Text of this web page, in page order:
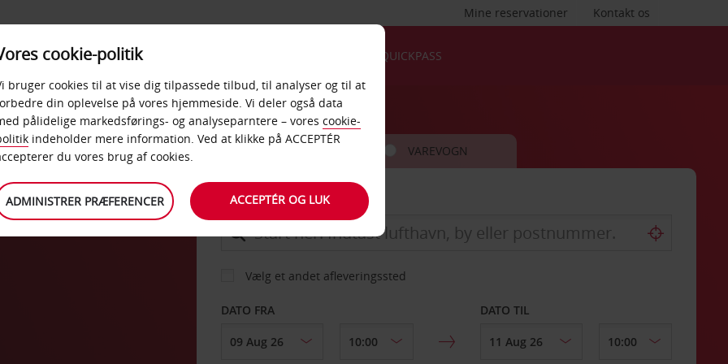
Kontakt os
Mine reservationer
PRODUKTER &
KONTORER
QUICKPASS
BIL VAREVOGN
AFHENT FRA
Vælg et andet afleveringssted
DATO FRA DATO TIL
cookie-politik
bruger cookies til at vise dig tilpassede tilbud, til analyser og til at
din oplevelse på vores hjemmeside. Vi deler også data
pålidelige markedsførings- og analyseparntere – vores cookie-
indeholder mere information. Ved at klikke på ACCEPTÉR
du vores brug af cookies.
ADMINISTRER PRÆFERENCER ACCEPTÉR OG LUK